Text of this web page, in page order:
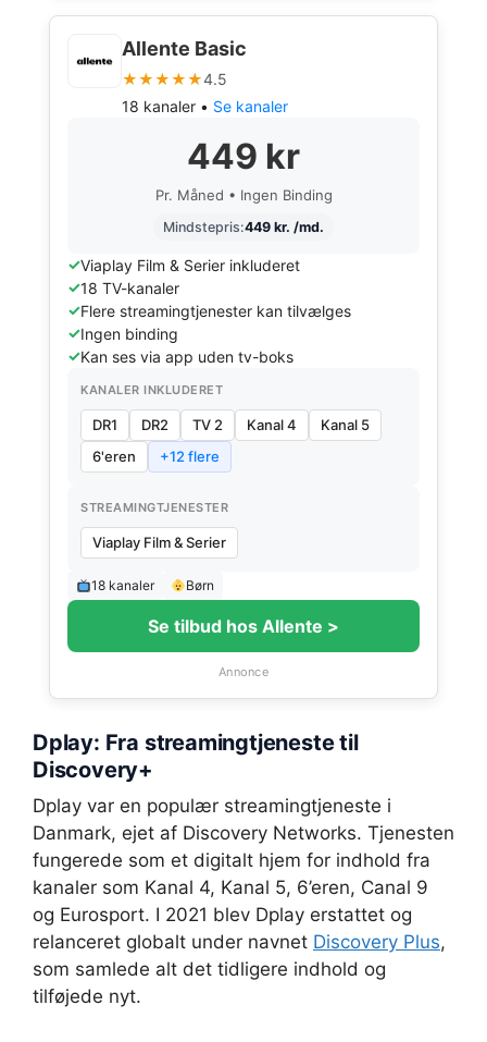
Allente Basic
★★★★★4.5
18 kanaler • Se kanaler
449 kr
Pr. Måned • Ingen Binding
Mindstepris:449 kr. /md.
Viaplay Film & Serier inkluderet
18 TV-kanaler
Flere streamingtjenester kan tilvælges
Ingen binding
Kan ses via app uden tv-boks
KANALER INKLUDERET
DR1 DR2 TV 2 Kanal 4
Kanal 5
6'eren
+12 flere
STREAMINGTJENESTER
Viaplay Film & Serier
18 kanaler Børn
Se tilbud hos Allente >
Annonce
Dplay: Fra streamingtjeneste til
Discovery+
Dplay var en populær streamingtjeneste i
Danmark, ejet af Discovery Networks. Tjenesten
fungerede som et digitalt hjem for indhold fra
kanaler som Kanal 4, Kanal 5, 6’eren, Canal 9
og Eurosport. I 2021 blev Dplay erstattet og
relanceret globalt under navnet Discovery Plus,
som samlede alt det tidligere indhold og
tilføjede nyt.